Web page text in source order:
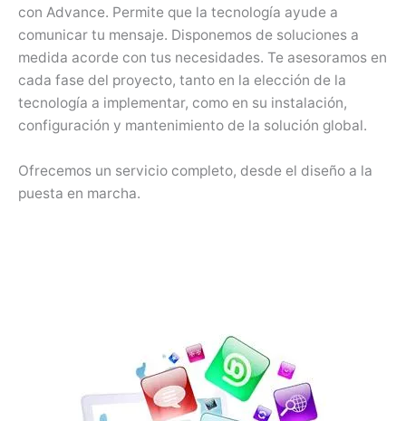
con Advance. Permite que la tecnología ayude a
comunicar tu mensaje. Disponemos de soluciones a
medida acorde con tus necesidades. Te asesoramos en
cada fase del proyecto, tanto en la elección de la
tecnología a implementar, como en su instalación,
configuración y mantenimiento de la solución global.
Ofrecemos un servicio completo, desde el diseño a la
puesta en marcha.